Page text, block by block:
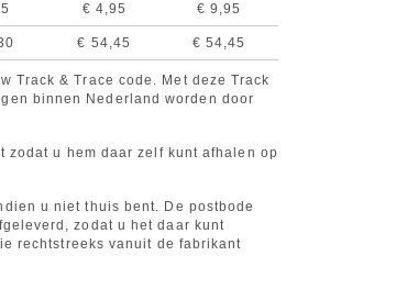
€ 4,95 € 9,95
€ 54,45 € 54,45
Track & Trace code. Met deze Track
binnen Nederland worden door
u hem daar zelf kunt afhalen op
u niet thuis bent. De postbode
zodat u het daar kunt
rechtstreeks vanuit de fabrikant